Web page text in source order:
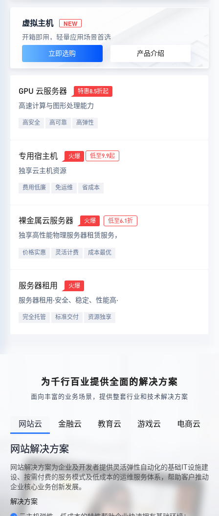
虚拟主机 NEW
开箱即用，轻量应用场景首选
立即选购
产品介绍
GPU 云服务器 特惠8.5折起
高速计算与图形处理能力
高安全 高可靠 高弹性
专用宿主机 火爆 低至9.9起
独享云主机资源
费用低廉 免运维 省成本
裸金属云服务器 火爆 低至6.1折
独享高性能物理服务器租赁服务，
价格实惠 灵活计费 成本最优
服务器租用 火爆
服务器租用·安全、稳定、性能高·
完全托管 标准交付 资源独享
为千行百业提供全面的解决方案
面向丰富的业务场景，提供整套行业和技术解决方案
网站云 金融云 教育云 游戏云 电商云
网站解决方案
网站解决方案为企业及开发者提供灵活弹性自动化的基础IT设施建
设、按需付费的服务模式及低成本的运维服务体系，帮助客户推动
企业核心业务创新发展。
解决方案